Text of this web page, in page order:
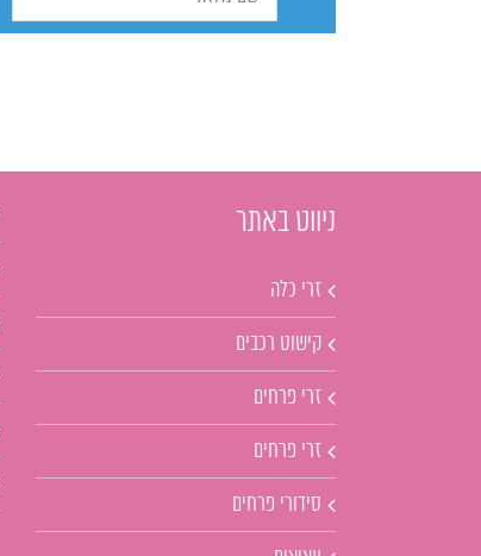
ניווט באתר
זרי כלה
קישוט רכבים
זרי פרחים
זרי פרחים
סידורי פרחים